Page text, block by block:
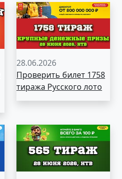
28.06.2026
Проверить билет 1758
тиража Русского лото